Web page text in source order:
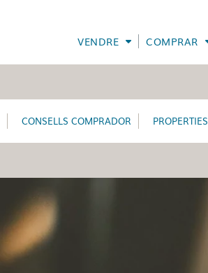
VENDRE COMPRAR
CONSELLS COMPRADOR PROPERTIES